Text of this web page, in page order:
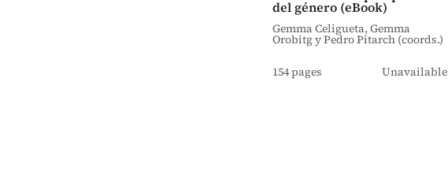
del género (eBook)
Gemma Celigueta, Gemma
Orobitg y Pedro Pitarch (coords.)
154 pages Unavailable